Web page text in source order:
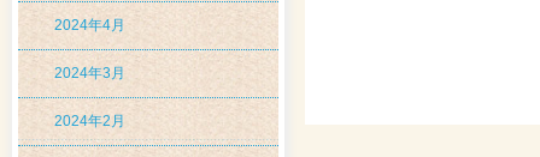
2024年4月
2024年3月
2024年2月